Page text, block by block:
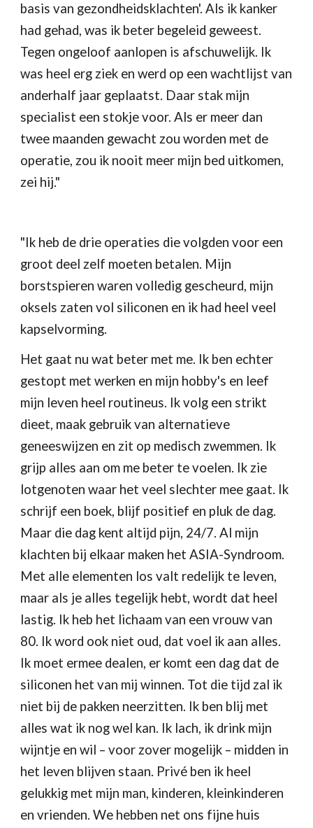
basis van gezondheidsklachten'. Als ik kanker
had gehad, was ik beter begeleid geweest.
Tegen ongeloof aanlopen is afschuwelijk. Ik
was heel erg ziek en werd op een wachtlijst van
anderhalf jaar geplaatst. Daar stak mijn
specialist een stokje voor. Als er meer dan
twee maanden gewacht zou worden met de
operatie, zou ik nooit meer mijn bed uitkomen,
zei hij."
"Ik heb de drie operaties die volgden voor een
groot deel zelf moeten betalen. Mijn
borstspieren waren volledig gescheurd, mijn
oksels zaten vol siliconen en ik had heel veel
kapselvorming.
Het gaat nu wat beter met me. Ik ben echter
gestopt met werken en mijn hobby's en leef
mijn leven heel routineus. Ik volg een strikt
dieet, maak gebruik van alternatieve
geneeswijzen en zit op medisch zwemmen. Ik
grijp alles aan om me beter te voelen. Ik zie
lotgenoten waar het veel slechter mee gaat. Ik
schrijf een boek, blijf positief en pluk de dag.
Maar die dag kent altijd pijn, 24/7. Al mijn
klachten bij elkaar maken het ASIA-Syndroom.
Met alle elementen los valt redelijk te leven,
maar als je alles tegelijk hebt, wordt dat heel
lastig. Ik heb het lichaam van een vrouw van
80. Ik word ook niet oud, dat voel ik aan alles.
Ik moet ermee dealen, er komt een dag dat de
siliconen het van mij winnen. Tot die tijd zal ik
niet bij de pakken neerzitten. Ik ben blij met
alles wat ik nog wel kan. Ik lach, ik drink mijn
wijntje en wil – voor zover mogelijk – midden in
het leven blijven staan. Privé ben ik heel
gelukkig met mijn man, kinderen, kleinkinderen
en vrienden. We hebben net ons fijne huis